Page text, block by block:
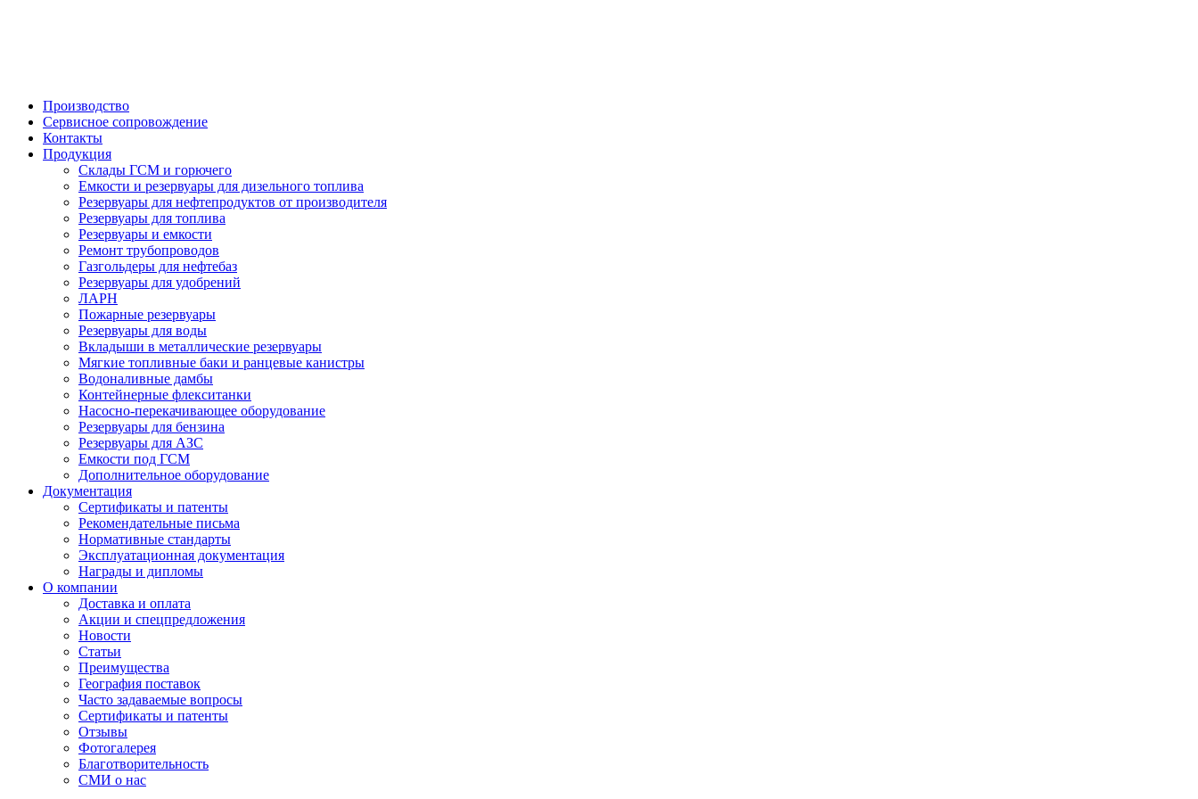
Производство
Сервисное сопровождение
Контакты
Продукция
Склады ГСМ и горючего
Емкости и резервуары для дизельного топлива
Резервуары для нефтепродуктов от производителя
Резервуары для топлива
Резервуары и емкости
Ремонт трубопроводов
Газгольдеры для нефтебаз
Резервуары для удобрений
ЛАРН
Пожарные резервуары
Резервуары для воды
Вкладыши в металлические резервуары
Мягкие топливные баки и ранцевые канистры
Водоналивные дамбы
Контейнерные флекситанки
Насосно-перекачивающее оборудование
Резервуары для бензина
Резервуары для АЗС
Емкости под ГСМ
Дополнительное оборудование
Документация
Сертификаты и патенты
Рекомендательные письма
Нормативные стандарты
Эксплуатационная документация
Награды и дипломы
О компании
Доставка и оплата
Акции и спецпредложения
Новости
Статьи
Преимущества
География поставок
Часто задаваемые вопросы
Сертификаты и патенты
Отзывы
Фотогалерея
Благотворительность
СМИ о нас